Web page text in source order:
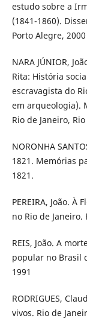
estudo sobre a
(1841-1860).
Porto Alegre, 2000
NARA JÚNIOR,
Rita: História
escravagista do
em arqueologia).
Rio de Janeiro,
NORONHA
1821. Memórias
1821.
PEREIRA, João.
no Rio de Janeiro.
REIS, João. A
popular no Brasil
1991
RODRIGUES,
vivos. Rio de